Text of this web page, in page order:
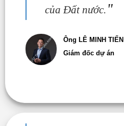
của Đất nước. "
Ông LÊ MINH TIẾN
Giám đốc dự án